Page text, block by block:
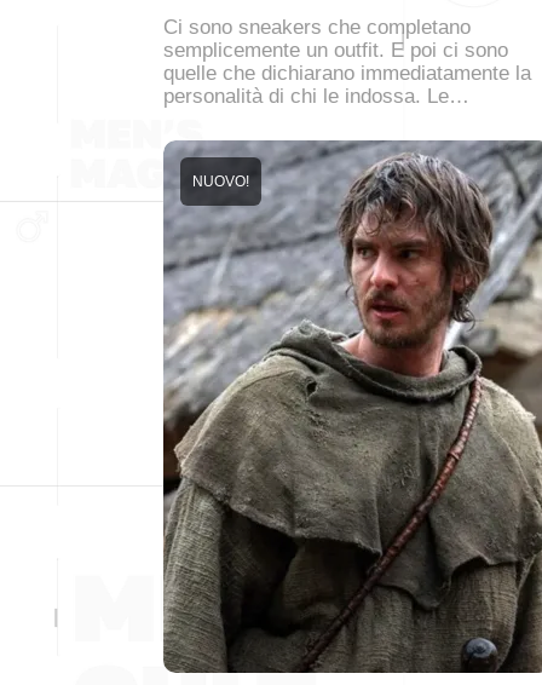
Ci sono sneakers che completano
semplicemente un outfit. E poi ci sono
quelle che dichiarano immediatamente la
personalità di chi le indossa. Le…
NUOVO!